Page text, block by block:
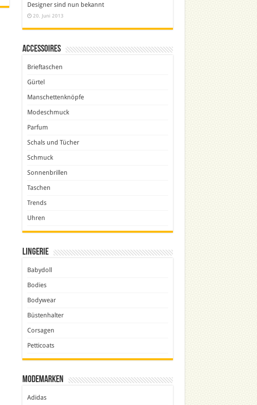
Designer sind nun bekannt
20. Juni 2013
Accessoires
Brieftaschen
Gürtel
Manschettenknöpfe
Modeschmuck
Parfum
Schals und Tücher
Schmuck
Sonnenbrillen
Taschen
Trends
Uhren
Lingerie
Babydoll
Bodies
Bodywear
Büstenhalter
Corsagen
Petticoats
Modemarken
Adidas